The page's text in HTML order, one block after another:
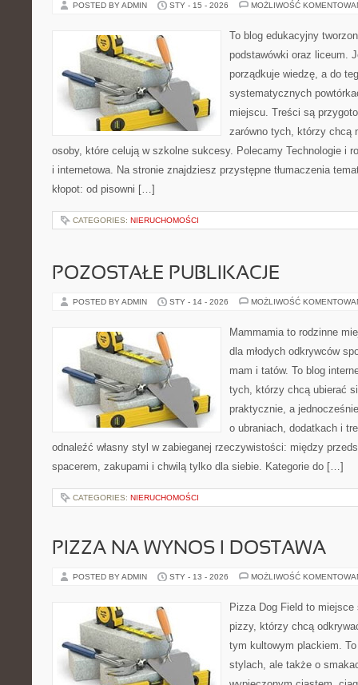
POSTED BY ADMIN STY - 15 - 2026 MOŻLIWOŚĆ
To blog edukacyjny
podstawówki oraz liceum.
porządkuje wiedzę, a do
systematycznych
miejscu. Treści są
zarówno tych, którzy chcą
osoby, które celują w szkolne sukcesy. Polecamy Technologie i
i internetowa. Na stronie znajdziesz przystępne tłumaczenia
kłopot: od pisowni […]
CATEGORIES: NIERUCHOMOŚCI
POZOSTAŁE PUBLIKACJE
POSTED BY ADMIN STY - 14 - 2026 MOŻLIWOŚĆ
Mammamia to rodzinne
dla młodych odkrywców
mam i tatów. To blog
tych, którzy chcą ubierać
praktycznie, a
o ubraniach, dodatkach i
odnaleźć własny styl w zabieganej rzeczywistości: między
spacerem, zakupami i chwilą tylko dla siebie. Kategorie do […]
CATEGORIES: NIERUCHOMOŚCI
PIZZA NA WYNOS I DOSTAWA
POSTED BY ADMIN STY - 13 - 2026 MOŻLIWOŚĆ
Pizza Dog Field to
pizzy, którzy chcą
tym kultowym plackiem.
stylach, ale także o